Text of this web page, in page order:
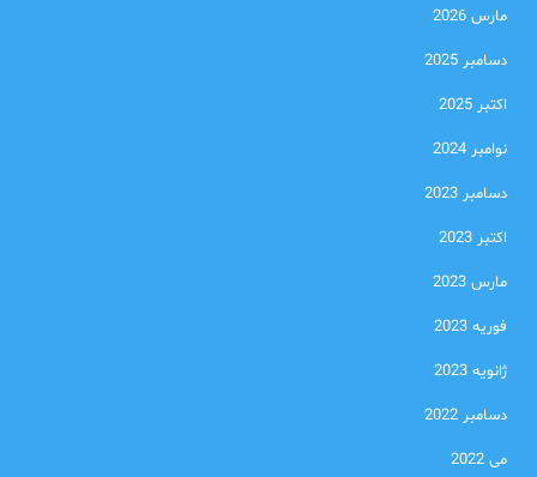
مارس 2026
دسامبر 2025
اکتبر 2025
نوامبر 2024
دسامبر 2023
اکتبر 2023
مارس 2023
فوریه 2023
ژانویه 2023
دسامبر 2022
می 2022